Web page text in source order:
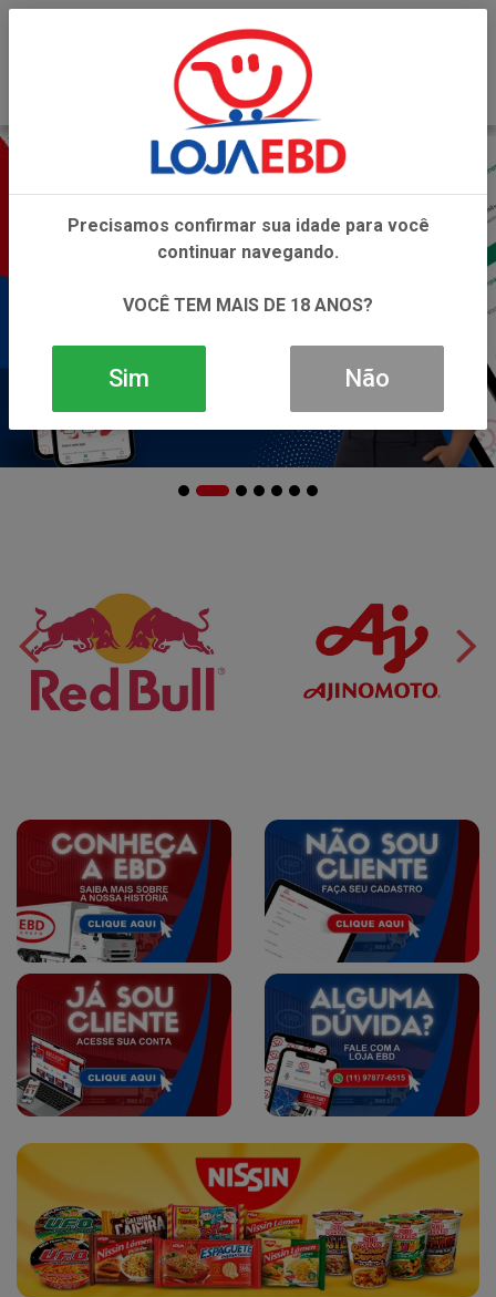
Precisamos confirmar sua idade para você
continuar navegando.
VOCÊ TEM MAIS DE 18 ANOS?
Sim Não